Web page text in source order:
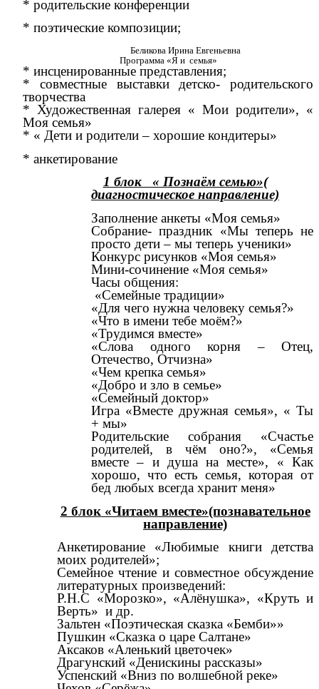
* родительские конференции
* поэтические композиции;
Беликова Ирина Евгеньевна
Программа «Я и семья»
* инсценированные представления;
* совместные выставки детско- родительского
творчества
* Художественная галерея « Мои родители», «
Моя семья»
* « Дети и родители – хорошие кондитеры»
* анкетирование
1 блок « Познаём семью»(
диагностическое направление)
Заполнение анкеты «Моя семья»
Собрание- праздник «Мы теперь не
просто дети – мы теперь ученики»
Конкурс рисунков «Моя семья»
Мини-сочинение «Моя семья»
Часы общения:
«Семейные традиции»
«Для чего нужна человеку семья?»
«Что в имени тебе моём?»
«Трудимся вместе»
«Слова одного корня – Отец,
Отечество, Отчизна»
«Чем крепка семья»
«Добро и зло в семье»
«Семейный доктор»
Игра «Вместе дружная семья», « Ты
+ мы»
Родительские собрания «Счастье
родителей, в чём оно?», «Семья
вместе – и душа на месте», « Как
хорошо, что есть семья, которая от
бед любых всегда хранит меня»
2 блок «Читаем вместе»(познавательное
направление)
Анкетирование «Любимые книги детства
моих родителей»;
Семейное чтение и совместное обсуждение
литературных произведений:
Р.Н.С «Морозко», «Алёнушка», «Круть и
Верть» и др.
Зальтен «Поэтическая сказка «Бемби»»
Пушкин «Сказка о царе Салтане»
Аксаков «Аленький цветочек»
Драгунский «Денискины рассказы»
Успенский «Вниз по волшебной реке»